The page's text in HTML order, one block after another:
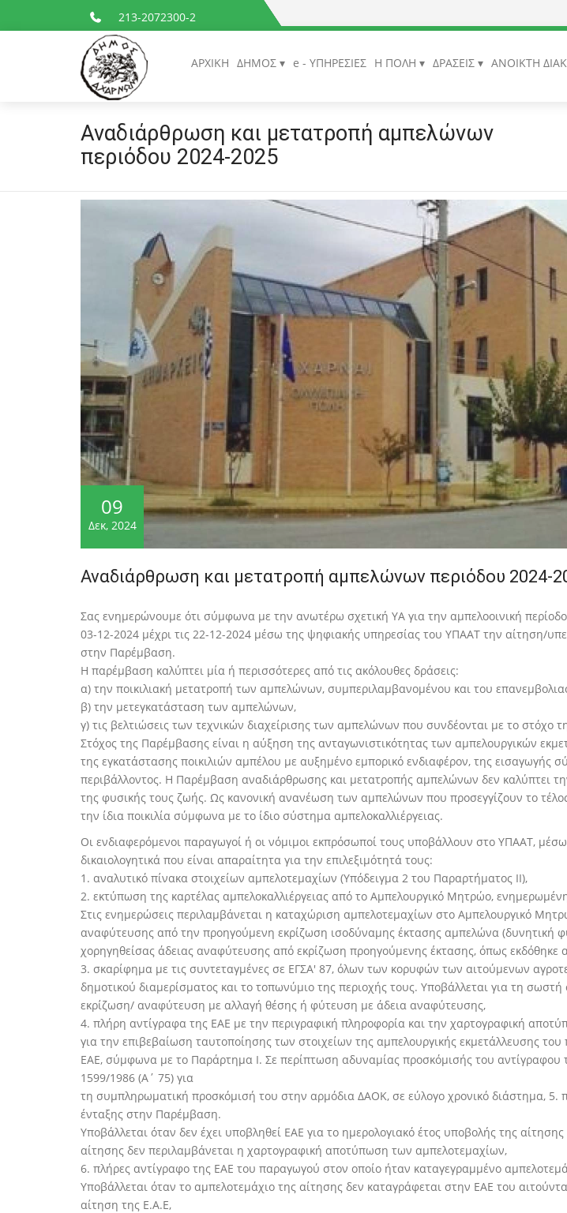
213-2072300-2
ΑΡΧΙΚΗ ΔΗΜΟΣ e - ΥΠΗΡΕΣΙΕΣ Η ΠΟΛΗ ΔΡΑΣΕΙΣ ΑΝΟΙΚΤΗ
Αναδιάρθρωση και μετατροπή αμπελώνων
περιόδου 2024-2025
09
Δεκ, 2024
Αναδιάρθρωση και μετατροπή αμπελώνων περιόδου 2024-
Σας ενημερώνουμε ότι σύμφωνα με την ανωτέρω σχετική ΥΑ για την αμπελοοινική
03-12-2024 μέχρι τις 22-12-2024 μέσω της ψηφιακής υπηρεσίας του ΥΠΑΑΤ την αίτηση/
στην Παρέμβαση.
Η παρέμβαση καλύπτει μία ή περισσότερες από τις ακόλουθες δράσεις:
α) την ποικιλιακή μετατροπή των αμπελώνων, συμπεριλαμβανομένου και του
β) την μετεγκατάσταση των αμπελώνων,
γ) τις βελτιώσεις των τεχνικών διαχείρισης των αμπελώνων που συνδέονται με το στόχο
Στόχος της Παρέμβασης είναι η αύξηση της ανταγωνιστικότητας των αμπελουργικών
της εγκατάστασης ποικιλιών αμπέλου με αυξημένο εμπορικό ενδιαφέρον, της εισαγωγής
περιβάλλοντος. Η Παρέμβαση αναδιάρθρωσης και μετατροπής αμπελώνων δεν καλύπτει
της φυσικής τους ζωής. Ως κανονική ανανέωση των αμπελώνων που προσεγγίζουν το
την ίδια ποικιλία σύμφωνα με το ίδιο σύστημα αμπελοκαλλιέργειας.
Οι ενδιαφερόμενοι παραγωγοί ή οι νόμιμοι εκπρόσωποί τους υποβάλλουν στο ΥΠΑΑΤ,
δικαιολογητικά που είναι απαραίτητα για την επιλεξιμότητά τους:
1. αναλυτικό πίνακα στοιχείων αμπελοτεμαχίων (Υπόδειγμα 2 του Παραρτήματος ΙΙ),
2. εκτύπωση της καρτέλας αμπελοκαλλιέργειας από το Αμπελουργικό Μητρώο,
Στις ενημερώσεις περιλαμβάνεται η καταχώριση αμπελοτεμαχίων στο Αμπελουργικό
αναφύτευσης από την προηγούμενη εκρίζωση ισοδύναμης έκτασης αμπελώνα (δυνητική
χορηγηθείσας άδειας αναφύτευσης από εκρίζωση προηγούμενης έκτασης, όπως
3. σκαρίφημα με τις συντεταγμένες σε ΕΓΣΑ' 87, όλων των κορυφών των αιτούμενων
δημοτικού διαμερίσματος και το τοπωνύμιο της περιοχής τους. Υποβάλλεται για τη
εκρίζωση/ αναφύτευση με αλλαγή θέσης ή φύτευση με άδεια αναφύτευσης,
4. πλήρη αντίγραφα της ΕΑΕ με την περιγραφική πληροφορία και την χαρτογραφική
για την επιβεβαίωση ταυτοποίησης των στοιχείων της αμπελουργικής εκμετάλλευσης
ΕΑΕ, σύμφωνα με το Παράρτημα Ι. Σε περίπτωση αδυναμίας προσκόμισής του
1599/1986 (Α΄ 75) για
τη συμπληρωματική προσκόμισή του στην αρμόδια ΔΑΟΚ, σε εύλογο χρονικό διάστημα,
ένταξης στην Παρέμβαση.
Υποβάλλεται όταν δεν έχει υποβληθεί ΕΑΕ για το ημερολογιακό έτος υποβολής της
αίτησης δεν περιλαμβάνεται η χαρτογραφική αποτύπωση των αμπελοτεμαχίων,
6. πλήρες αντίγραφο της ΕΑΕ του παραγωγού στον οποίο ήταν καταγεγραμμένο
Υποβάλλεται όταν το αμπελοτεμάχιο της αίτησης δεν καταγράφεται στην ΕΑΕ του
αίτηση της Ε.Α.Ε,